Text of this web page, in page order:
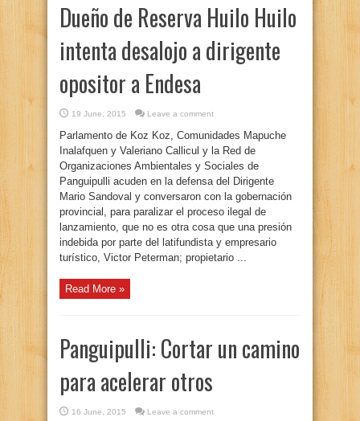
Dueño de Reserva Huilo Huilo
intenta desalojo a dirigente
opositor a Endesa
19 June, 2015 Leave a comment
Parlamento de Koz Koz, Comunidades Mapuche
Inalafquen y Valeriano Callicul y la Red de
Organizaciones Ambientales y Sociales de
Panguipulli acuden en la defensa del Dirigente
Mario Sandoval y conversaron con la gobernación
provincial, para paralizar el proceso ilegal de
lanzamiento, que no es otra cosa que una presión
indebida por parte del latifundista y empresario
turístico, Victor Peterman; propietario ...
Read More »
Panguipulli: Cortar un camino
para acelerar otros
16 June, 2015 Leave a comment